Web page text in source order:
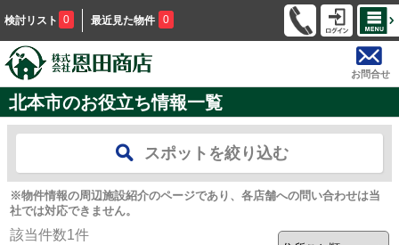
検討リスト 0 最近見た物件 0
お問合せ
北本市のお役立ち情報一覧
スポットを絞り込む
※物件情報の周辺施設紹介のページであり、各店舗への問い合わせは当
社では対応できません。
該当件数1件